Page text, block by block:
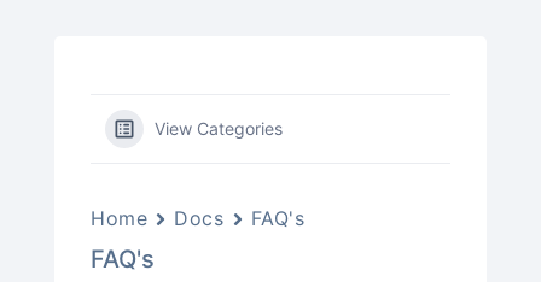
View Categories
Home Docs FAQ's
FAQ's